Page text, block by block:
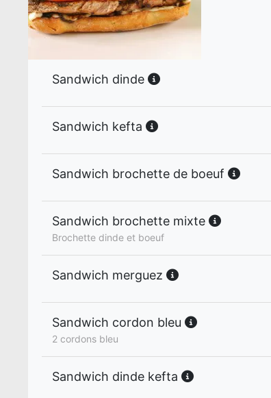
Sandwich dinde
Sandwich kefta
Sandwich brochette de boeuf
Sandwich brochette mixte
Brochette dinde et boeuf
Sandwich merguez
Sandwich cordon bleu
2 cordons bleu
Sandwich dinde kefta